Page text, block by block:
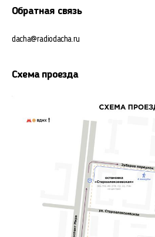
Обратная связь
dacha@radiodacha.ru
Схема проезда